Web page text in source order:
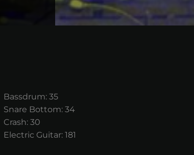
Bassdrum: 35
Snare Bottom: 34
Crash: 30
Electric Guitar: 181